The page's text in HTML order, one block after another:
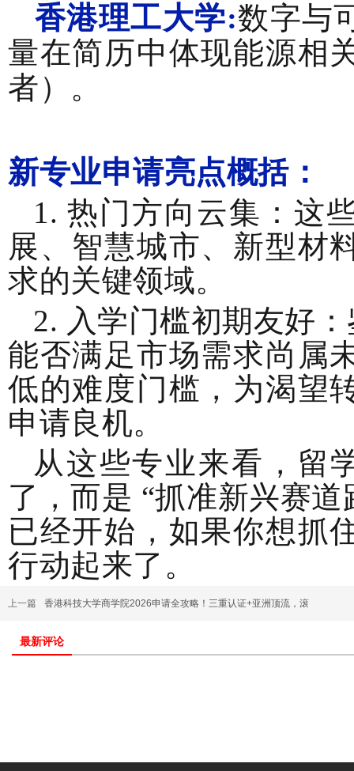
香港理工大学:数字与
量在简历中体现能源相
者）。
新专业申请亮点概括：
1. 热门方向云集：这
展、智慧城市、新型材
求的关键领域。
2. 入学门槛初期友好
能否满足市场需求尚属
低的难度门槛，为渴望
申请良机。
从这些专业来看，留
了，而是 “抓准新兴赛
已经开始，如果你想抓
行动起来了。
上一篇 香港科技大学商学院2026申请全攻略！三重认证+亚洲顶流，滚
最新评论